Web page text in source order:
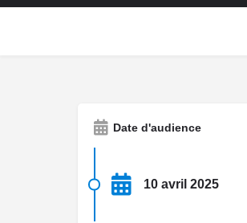
Date d'audience
10 avril 2025